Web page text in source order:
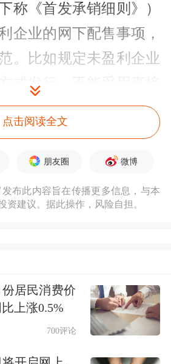
称《首发承销细则》）
企业的网下配售事项，
。比如规定未盈利企业
式发行，不能采用直接
未盈利企业和主承销商
售方式：安排网下发行
位的限售比例或限售
专业投资者可以自主申
；其他投资者按照最低
《首发承销细则》规
在科创板上市的，网下
低于本次公开发行证券
点击阅读全文
朋友圈 微博
布此内容旨在传播更多信息，与本
资建议。据此操作，风险自担。
居民消费价
上涨0.5%
700评论